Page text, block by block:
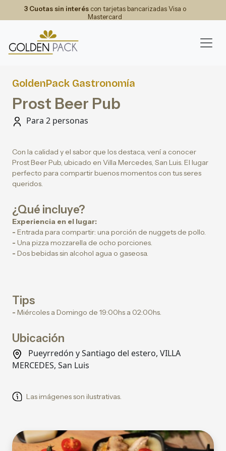
3 Cuotas sin interéscon tarjetas bancarizadas Visa o
Mastercard
GoldenPack Gastronomía
Prost Beer Pub
Para 2 personas
Con la calidad y el sabor que los destaca, vení a conocer
Prost Beer Pub, ubicado en Villa Mercedes, San Luis. El lugar
perfecto para compartir buenos momentos con tus seres
queridos.
¿Qué incluye?
Experiencia en el lugar:
- Entrada para compartir: una porción de nuggets de pollo.
- Una pizza mozzarella de ocho porciones.
- Dos bebidas sin alcohol agua o gaseosa.
Tips
- Miércoles a Domingo de 19:00hs a 02:00hs.
Ubicación
Pueyrredón y Santiago del estero, VILLA
MERCEDES, San Luis
Las imágenes son ilustrativas.